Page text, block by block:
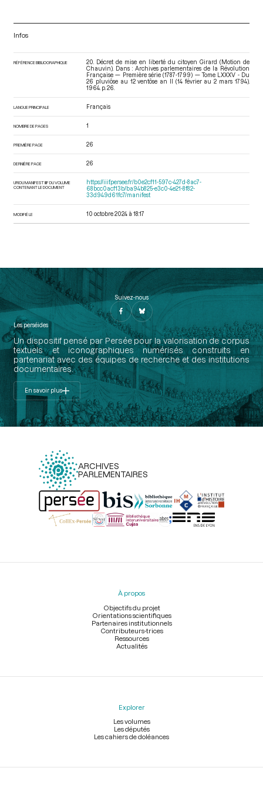
Infos
RÉFÉRENCE BIBLIOGRAPHIQUE
20. Décret de mise en liberté du citoyen Girard (Motion de
Chauvin). Dans : Archives parlementaires de la Révolution
Française — Première série (1787-1799) — Tome LXXXV - Du
26 pluviôse au 12 ventôse an II (14 février au 2 mars 1794).
1964. p. 26.
LANGUE PRINCIPALE Français
NOMBRE DE PAGES 1
PREMIÈRE PAGE 26
DERNIÈRE PAGE 26
URI DU MANIFEST IIIF DU VOLUME
CONTENANT LE DOCUMENT
https://iiif.persee.fr/b0e2cf11-597c-427d-8ac7-
68bcc0acf13b/ba94b825-e3c0-4e21-8f82-
33d949d61fc7/manifest
MODIFIÉ LE 10 octobre 2024 à 18:17
Suivez-nous
Les perséides
Un dispositif pensé par Persée pour la valorisation de corpus
textuels et iconographiques numérisés construits en
partenariat avec des équipes de recherche et des institutions
documentaires.
En savoir plus
ARCHIVES
PARLEMENTAIRES
Menu
À propos
Objectifs du projet
Orientations scientifiques
Partenaires institutionnels
Contributeurs-trices
Ressources
Actualités
Explorer
Les volumes
Les députés
Les cahiers de doléances